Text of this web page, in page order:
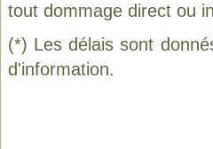
tout dommage direct ou
(*) Les délais sont
d'information.